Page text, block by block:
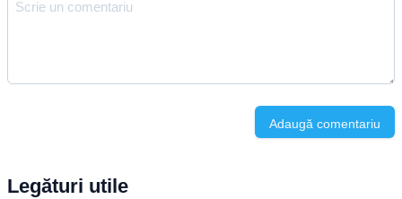
Adaugă comentariu
Legături utile